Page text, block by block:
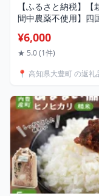
【ふるさと納税】【
間中農薬不使用】四
ーフレタス 約
セット【配送不可地
¥6,000
★ 5.0 (1件)
📍 高知県大豊町 の返礼